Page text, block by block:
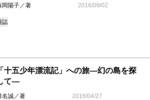
岡陽子／著 2016/09/02
誌
「十五少年漂流記」への旅―幻の島を探
て―
名誠／著 2016/04/27